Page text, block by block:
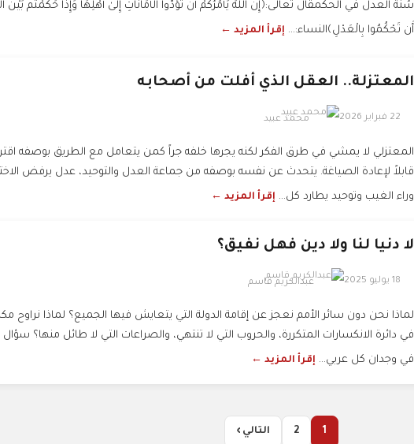
سُنّة العدل في الحكمقال تعالى:﴿إِنَّ اللَّهَ يَأْمُرُكُمْ أَن تُؤَدُّوا الْأَمَانَاتِ إِلَىٰ أَهْلِهَا وَإِذَا حَكَمْتُم بَيْنَ
أَن تَحْكُمُوا بِالْعَدْلِ﴾النساء:... إقرأ المزيد ←
المعتزلة.. العقل الذي أفلت من أصحابه
22 فبراير 2026 محمد عبيد
المعتزلي لا يمشي في طرق الفكر لكنه يجرها خلفه جراً كمن يتعامل مع الطريق بوصفه
قابلاً لإعادة الصياغة. يتحدث عن نفسه بوصفه من جماعة العدل والتوحيد، عدل يرفض
وراء الغيب وتوحيد يطارد كل... إقرأ المزيد ←
لا دنيا لنا ولا دين فهل نفيق؟
18 يوليو 2025 عبدالكريم قاسم
لماذا نحن دون سائر الأمم نعجز عن إقامة الدولة التي يتعايش فيها الجميع؟ لماذا نراوح
في دائرة الانكسارات المتكررة، والحروب التي لا تنتهي، والصراعات التي لا طائل منها؟ سؤال
في وجدان كل عربي... إقرأ المزيد ←
1
2 التالي ›